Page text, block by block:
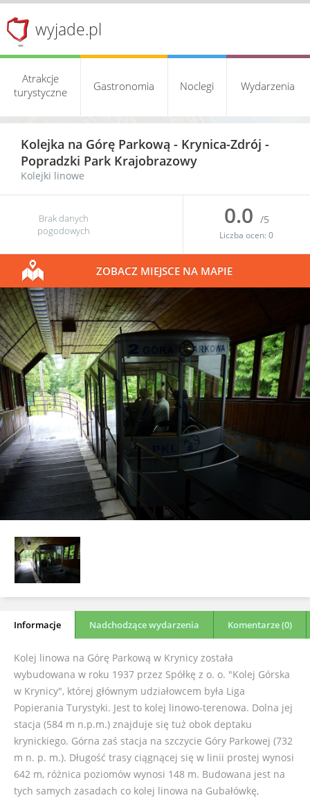
wyjade.pl
Atrakcje
turystyczne
Gastronomia Noclegi Wydarzenia
Kolejka na Górę Parkową - Krynica-Zdrój -
Popradzki Park Krajobrazowy
Kolejki linowe
Brak danych
pogodowych
0.0 /5
Liczba ocen:0
ZOBACZ MIEJSCE NA MAPIE
Informacje Nadchodzące wydarzenia Komentarze (0)
Kolej linowa na Górę Parkową w Krynicy została
wybudowana w roku 1937 przez Spółkę z o. o. "Kolej Górska
w Krynicy", której głównym udziałowcem była Liga
Popierania Turystyki. Jest to kolej linowo-terenowa. Dolna jej
stacja (584 m n.p.m.) znajduje się tuż obok deptaku
krynickiego. Górna zaś stacja na szczycie Góry Parkowej (732
m n. p. m.). Długość trasy ciągnącej się w linii prostej wynosi
642 m, różnica poziomów wynosi 148 m. Budowana jest na
tych samych zasadach co kolej linowa na Gubałówkę,